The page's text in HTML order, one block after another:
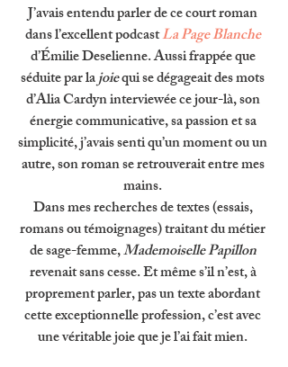
J’avais entendu parler de ce court roman
dans l’excellent podcast La Page Blanche
d’Émilie Deselienne. Aussi frappée que
séduite par la joie qui se dégageait des mots
d’Alia Cardyn interviewée ce jour-là, son
énergie communicative, sa passion et sa
simplicité, j’avais senti qu’un moment ou un
autre, son roman se retrouverait entre mes
mains.
Dans mes recherches de textes (essais,
romans ou témoignages) traitant du métier
de sage-femme, Mademoiselle Papillon
revenait sans cesse. Et même s’il n’est, à
proprement parler, pas un texte abordant
cette exceptionnelle profession, c’est avec
une véritable joie que je l’ai fait mien.